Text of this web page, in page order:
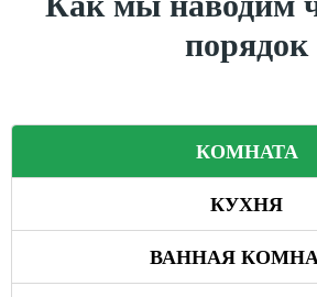
порядок
КОМНАТА
КУХНЯ
ВАННАЯ